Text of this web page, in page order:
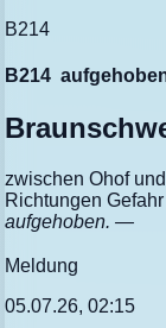
B214
B214
zwischen Ohof
Richtungen
aufgehoben. —
Meldung
05.07.26, 02:15